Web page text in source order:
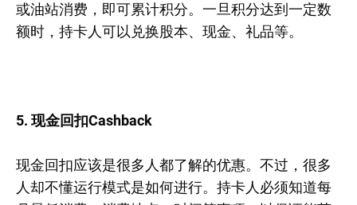
或油站消费，即可累计积分。一旦积分达到一定数
额时，持卡人可以兑换股本、现金、礼品等。
5. 现金回扣Cashback
现金回扣应该是很多人都了解的优惠。不过，很多
人却不懂运行模式是如何进行。持卡人必须知道每